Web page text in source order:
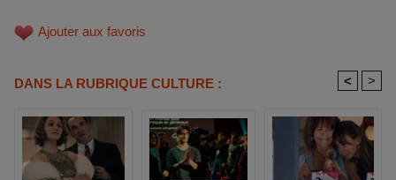
Ajouter aux favoris
DANS LA RUBRIQUE CULTURE : < >